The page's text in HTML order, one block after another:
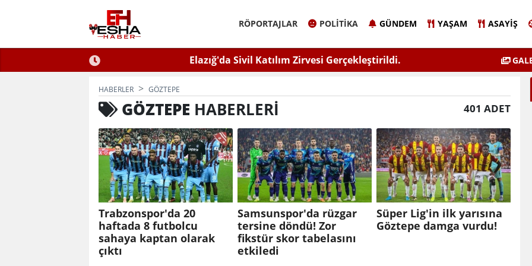
RÖPORTAJLAR POLITIKA GÜNDEM YAŞAM ASAYIŞ
Hayati Uyarı
Ölüm Getirir
Elazığ'da Sivil Katılım Zirvesi Gerçekleştirildi.
HABERLER GÖZTEPE
GÖZTEPE HABERLERI 401 ADET
Trabzonspor'da 20
haftada 8 futbolcu
sahaya kaptan olarak
çıktı
Samsunspor'da rüzgar
tersine döndü! Zor
fikstür skor tabelasını
etkiledi
Süper Lig'in ilk yarısına
Göztepe damga vurdu!